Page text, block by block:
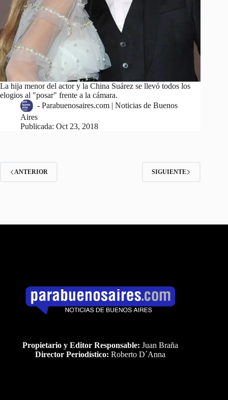
La hija menor del actor y la China Suárez se llevó todos los
elogios al "posar" frente a la cámara.
- Parabuenosaires.com | Noticias de Buenos
Aires
Publicada: Oct 23, 2018
ANTERIOR SIGUIENTE
Propietario y Editor Responsable: Juan Braña
Director Periodístico: Roberto D´Anna